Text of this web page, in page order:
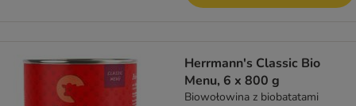
Herrmann's Classic Bio
Menu, 6 x 800 g
Biowołowina z biobatatami